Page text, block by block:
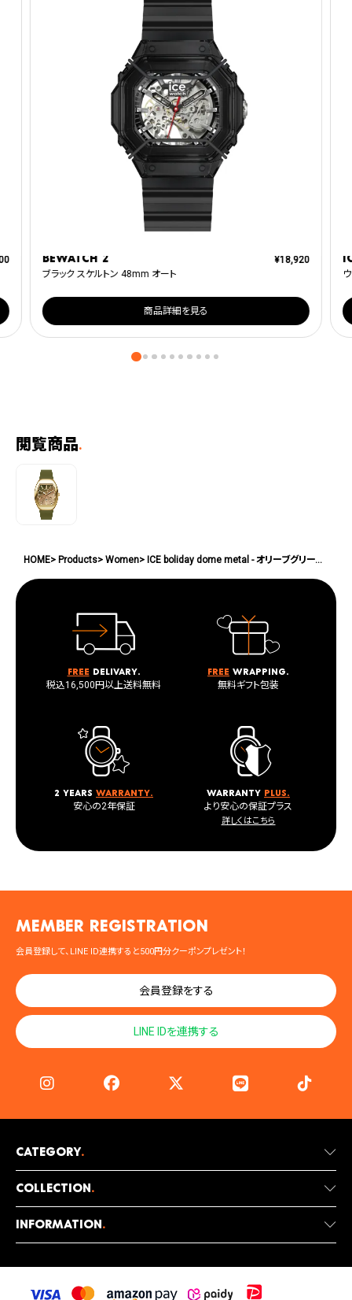
BEWATCH 2
ブラック スケルトン 48mm オート
¥18,920
商品詳細を見る
閲覧商品.
HOME Products Women ICE boliday dome metal - オリーブグリーン - スモール
Free delivary.
税込16,500円以上送料無料
Free wrapping.
無料ギフト包装
2 years warranty.
安心の2年保証
warranty plus.
より安心の保証プラス
詳しくはこちら
MEMBER registration
会員登録して、LINE ID連携すると500円分クーポンプレゼント！
会員登録をする
LINE IDを連携する
Category.
Collection.
Information.